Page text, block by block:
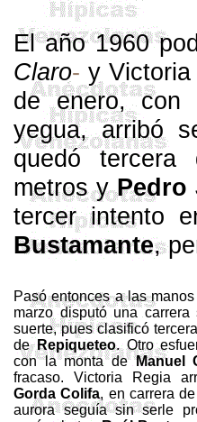
El año 1960
Claro-y
de enero, con
yegua, arribó
quedó
metrosyPedro
tercer inten­to
Bustamante,
Pasó entonces a las
marzo dispu­tó una
suerte, pues clasificó
deRepiqueteo. Otro
con la monta deManuel
fracaso. Vic­toria Regia
GordaColifa, en carrera de
aurora seguía sin ser­le